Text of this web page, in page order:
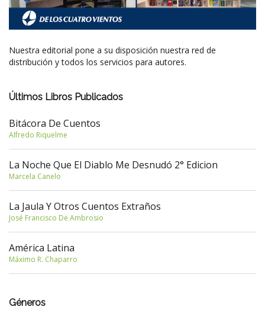
Nuestra editorial pone a su disposición nuestra red de
distribución y todos los servicios para autores.
Últimos Libros Publicados
Bitácora De Cuentos
Alfredo Riquelme
La Noche Que El Diablo Me Desnudó 2° Edicion
Marcela Canelo
La Jaula Y Otros Cuentos Extraños
José Francisco De Ambrosio
América Latina
Máximo R. Chaparro
Géneros